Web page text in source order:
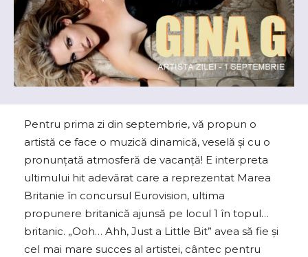
Pentru prima zi din septembrie, vă propun o
artistă ce face o muzică dinamică, veselă și cu o
pronunțată atmosferă de vacanță! E interpreta
ultimului hit adevărat care a reprezentat Marea
Britanie în concursul Eurovision, ultima
propunere britanică ajunsă pe locul 1 în topul…
britanic. „Ooh… Ahh, Just a Little Bit” avea să fie și
cel mai mare succes al artistei, cântec pentru